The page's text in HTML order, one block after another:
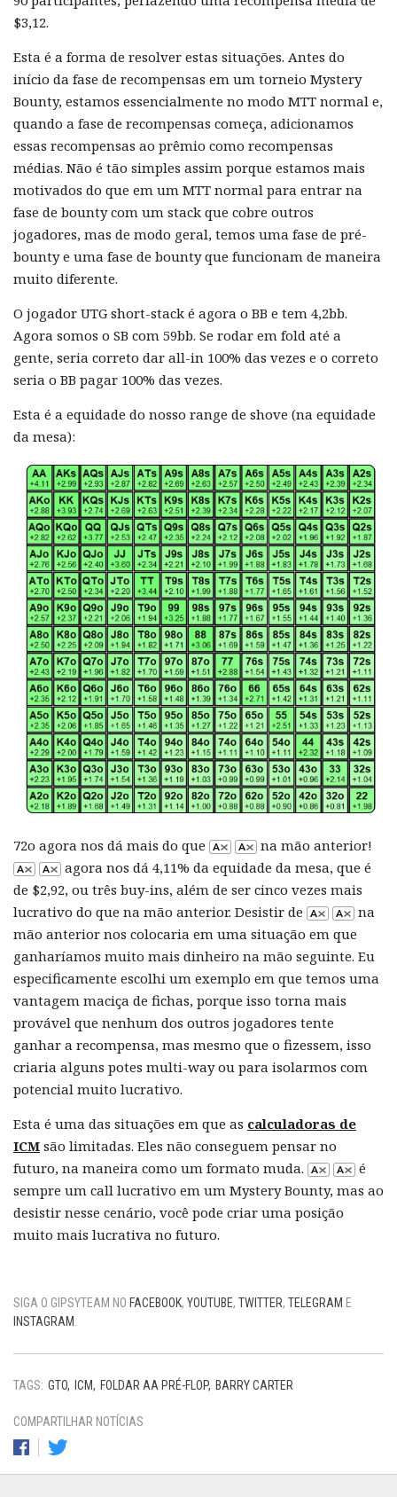
$3,12.
Esta é a forma de resolver estas situações. Antes do
início da fase de recompensas em um torneio Mystery
Bounty, estamos essencialmente no modo MTT normal e,
quando a fase de recompensas começa, adicionamos
essas recompensas ao prêmio como recompensas
médias. Não é tão simples assim porque estamos mais
motivados do que em um MTT normal para entrar na
fase de bounty com um stack que cobre outros
jogadores, mas de modo geral, temos uma fase de pré-
bounty e uma fase de bounty que funcionam de maneira
muito diferente.
O jogador UTG short-stack é agora o BB e tem 4,2bb.
Agora somos o SB com 59bb. Se rodar em fold até a
gente, seria correto dar all-in 100% das vezes e o correto
seria o BB pagar 100% das vezes.
Esta é a equidade do nosso range de shove (na equidade
da mesa):
72o agora nos dá mais do que
na mão anterior!
agora nos dá 4,11% da equidade da mesa, que é
de $2,92, ou três buy-ins, além de ser cinco vezes mais
lucrativo do que na mão anterior. Desistir de
na
mão anterior nos colocaria em uma situação em que
ganharíamos muito mais dinheiro na mão seguinte. Eu
especificamente escolhi um exemplo em que temos uma
vantagem maciça de fichas, porque isso torna mais
provável que nenhum dos outros jogadores tente
ganhar a recompensa, mas mesmo que o fizessem, isso
criaria alguns potes multi-way ou para isolarmos com
potencial muito lucrativo.
Esta é uma das situações em que as calculadoras de
ICM são limitadas. Eles não conseguem pensar no
futuro, na maneira como um formato muda.
é
sempre um call lucrativo em um Mystery Bounty, mas ao
desistir nesse cenário, você pode criar uma posição
muito mais lucrativa no futuro.
SIGA O GIPSYTEAM NO FACEBOOK, YOUTUBE, TWITTER, TELEGRAM E
INSTAGRAM
TAGS: GTO ICM FOLDAR AA PRÉ-FLOP BARRY CARTER
COMPARTILHAR NOTÍCIAS